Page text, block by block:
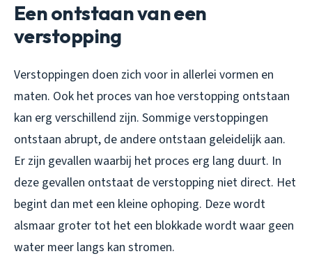
Een ontstaan van een
verstopping
Verstoppingen doen zich voor in allerlei vormen en
maten. Ook het proces van hoe verstopping ontstaan
kan erg verschillend zijn. Sommige verstoppingen
ontstaan abrupt, de andere ontstaan geleidelijk aan.
Er zijn gevallen waarbij het proces erg lang duurt. In
deze gevallen ontstaat de verstopping niet direct. Het
begint dan met een kleine ophoping. Deze wordt
alsmaar groter tot het een blokkade wordt waar geen
water meer langs kan stromen.